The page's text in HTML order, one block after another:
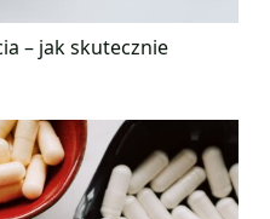
– jak skutecznie